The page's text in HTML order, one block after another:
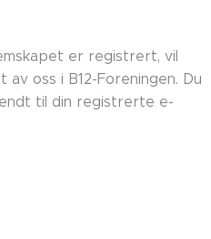
er registrert, vil
oss i B12-Foreningen. Du
til din registrerte e-